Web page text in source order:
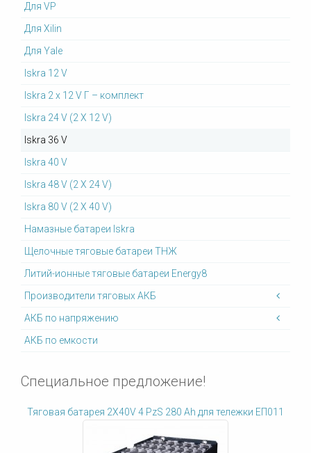
Для VP
Для Xilin
Для Yale
Iskra 12 V
Iskra 2 x 12 V Г – комплект
Iskra 24 V (2 X 12 V)
Iskra 36 V
Iskra 40 V
Iskra 48 V (2 X 24 V)
Iskra 80 V (2 X 40 V)
Намазные батареи Iskra
Щелочные тяговые батареи ТНЖ
Литий-ионные тяговые батареи Energy8
Производители тяговых АКБ
АКБ по напряжению
АКБ по емкости
Специальное предложение!
Тяговая батарея 2X40V 4 PzS 280 Ah для тележки ЕП011